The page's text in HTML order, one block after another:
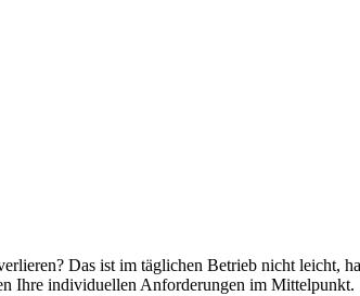
Das ist im täglichen Betrieb nicht leicht,
Ihre individuellen Anforderungen im Mittelpunkt.